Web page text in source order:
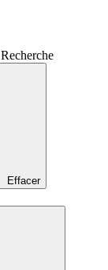
Recherche
Effacer